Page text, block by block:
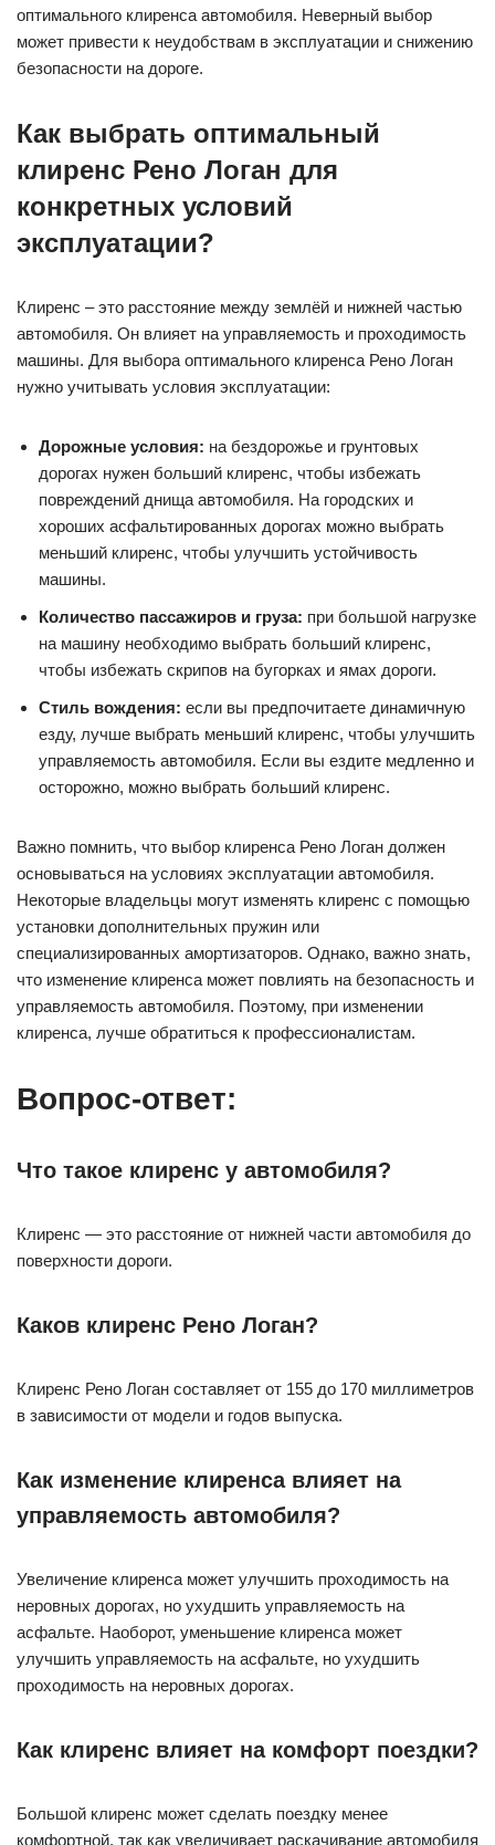
оптимального клиренса автомобиля. Неверный выбор
может привести к неудобствам в эксплуатации и снижению
безопасности на дороге.
Как выбрать оптимальный
клиренс Рено Логан для
конкретных условий
эксплуатации?
Клиренс – это расстояние между землёй и нижней частью
автомобиля. Он влияет на управляемость и проходимость
машины. Для выбора оптимального клиренса Рено Логан
нужно учитывать условия эксплуатации:
Дорожные условия: на бездорожье и грунтовых
дорогах нужен больший клиренс, чтобы избежать
повреждений днища автомобиля. На городских и
хороших асфальтированных дорогах можно выбрать
меньший клиренс, чтобы улучшить устойчивость
машины.
Количество пассажиров и груза: при большой нагрузке
на машину необходимо выбрать больший клиренс,
чтобы избежать скрипов на бугорках и ямах дороги.
Стиль вождения: если вы предпочитаете динамичную
езду, лучше выбрать меньший клиренс, чтобы улучшить
управляемость автомобиля. Если вы ездите медленно и
осторожно, можно выбрать больший клиренс.
Важно помнить, что выбор клиренса Рено Логан должен
основываться на условиях эксплуатации автомобиля.
Некоторые владельцы могут изменять клиренс с помощью
установки дополнительных пружин или
специализированных амортизаторов. Однако, важно знать,
что изменение клиренса может повлиять на безопасность и
управляемость автомобиля. Поэтому, при изменении
клиренса, лучше обратиться к профессионалистам.
Вопрос-ответ:
Что такое клиренс у автомобиля?
Клиренс — это расстояние от нижней части автомобиля до
поверхности дороги.
Каков клиренс Рено Логан?
Клиренс Рено Логан составляет от 155 до 170 миллиметров
в зависимости от модели и годов выпуска.
Как изменение клиренса влияет на
управляемость автомобиля?
Увеличение клиренса может улучшить проходимость на
неровных дорогах, но ухудшить управляемость на
асфальте. Наоборот, уменьшение клиренса может
улучшить управляемость на асфальте, но ухудшить
проходимость на неровных дорогах.
Как клиренс влияет на комфорт поездки?
Большой клиренс может сделать поездку менее
комфортной, так как увеличивает раскачивание автомобиля